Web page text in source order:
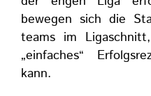
bewegen sich die
teams im
„einfaches“
kann.